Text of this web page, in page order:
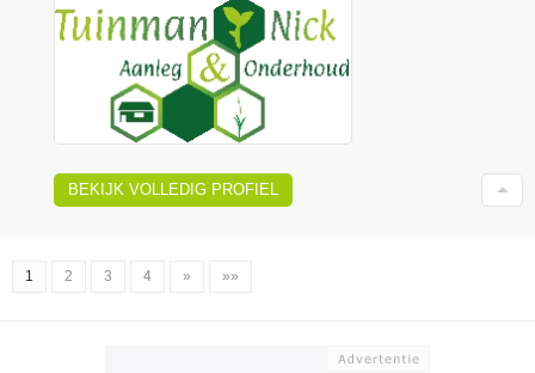
BEKIJK VOLLEDIG PROFIEL
1 2 3 4 » »»